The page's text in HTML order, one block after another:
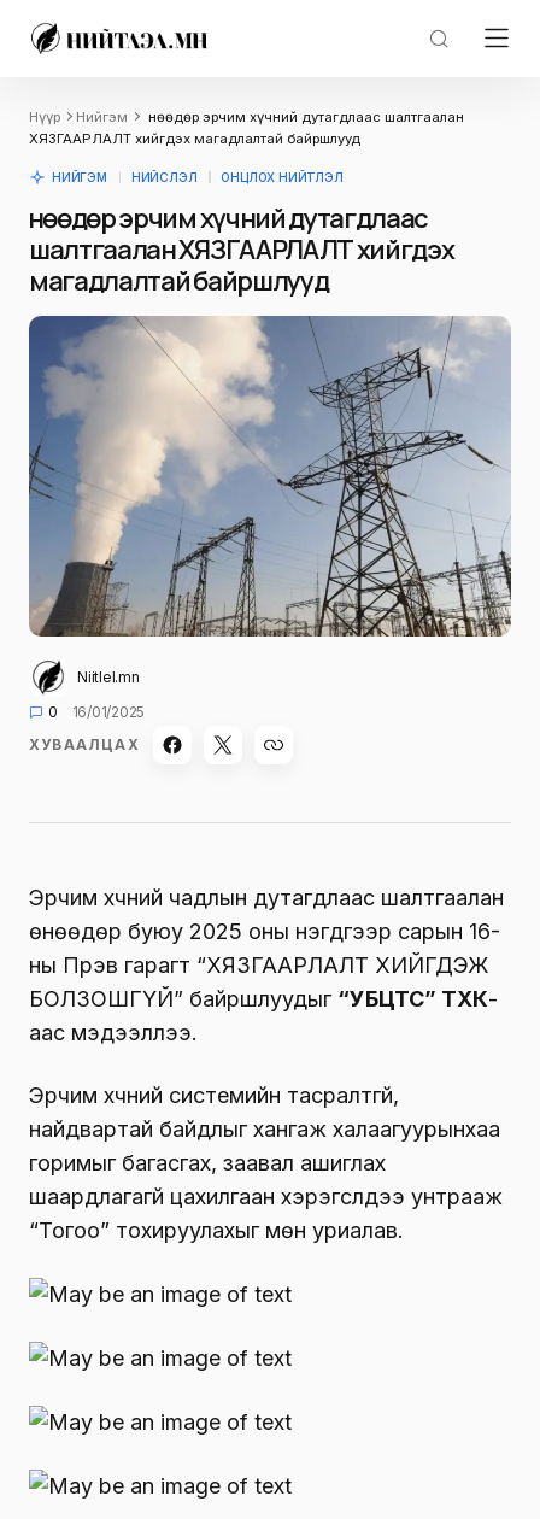
Нүүр Нийгэм
Өнөөдөр эрчим хүчний дутагдлаас шалтгаалан
ХЯЗГААРЛАЛТ хийгдэх магадлалтай байршлууд
НИЙГЭМ НИЙСЛЭЛ ОНЦЛОХ НИЙТЛЭЛ
Өнөөдөр эрчим хүчний дутагдлаас
шалтгаалан ХЯЗГААРЛАЛТ хийгдэх
магадлалтай байршлууд
Niitlel.mn
0
16/01/2025
ХУВААЛЦАХ
Эрчим хүчний чадлын дутагдлаас шалтгаалан
өнөөдөр буюу 2025 оны нэгдүгээр сарын 16-
ны Пүрэв гарагт “ХЯЗГААРЛАЛТ ХИЙГДЭЖ
БОЛЗОШГҮЙ” байршлуудыг “УБЦТС” ТӨХК-
аас мэдээллээ.
Эрчим хүчний системийн тасралтгүй,
найдвартай байдлыг хангаж халаагуурынхаа
горимыг багасгах, заавал ашиглах
шаардлагагүй цахилгаан хэрэгслүүдээ унтрааж
“Тогоо” тохируулахыг мөн уриалав.